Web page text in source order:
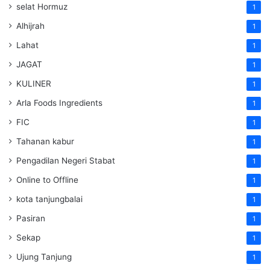
selat Hormuz 1
Alhijrah 1
Lahat 1
JAGAT 1
KULINER 1
Arla Foods Ingredients 1
FIC 1
Tahanan kabur 1
Pengadilan Negeri Stabat 1
Online to Offline 1
kota tanjungbalai 1
Pasiran 1
Sekap 1
Ujung Tanjung 1